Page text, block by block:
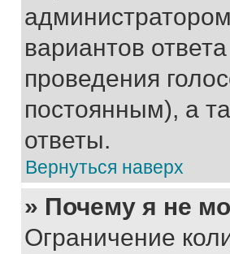
вариантов
проведения
постоянным), а
ответы.
Вернуться наверх
» Почему я не
Ограничение